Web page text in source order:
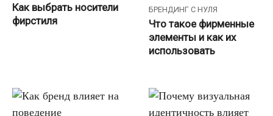
Как выбрать носители
фирстиля
БРЕНДИНГ С НУЛЯ
Что такое фирменные
элементы и как их
использовать